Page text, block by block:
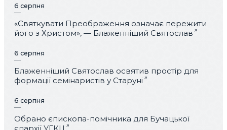
6 серпня
«Святкувати Преображення означає пережити
його з Христом», — Блаженніший Святослав
6 серпня
Блаженніший Святослав освятив простір для
формації семінаристів у Старуні
6 серпня
Обрано єпископа-помічника для Бучацької
єпархії УГКЦ